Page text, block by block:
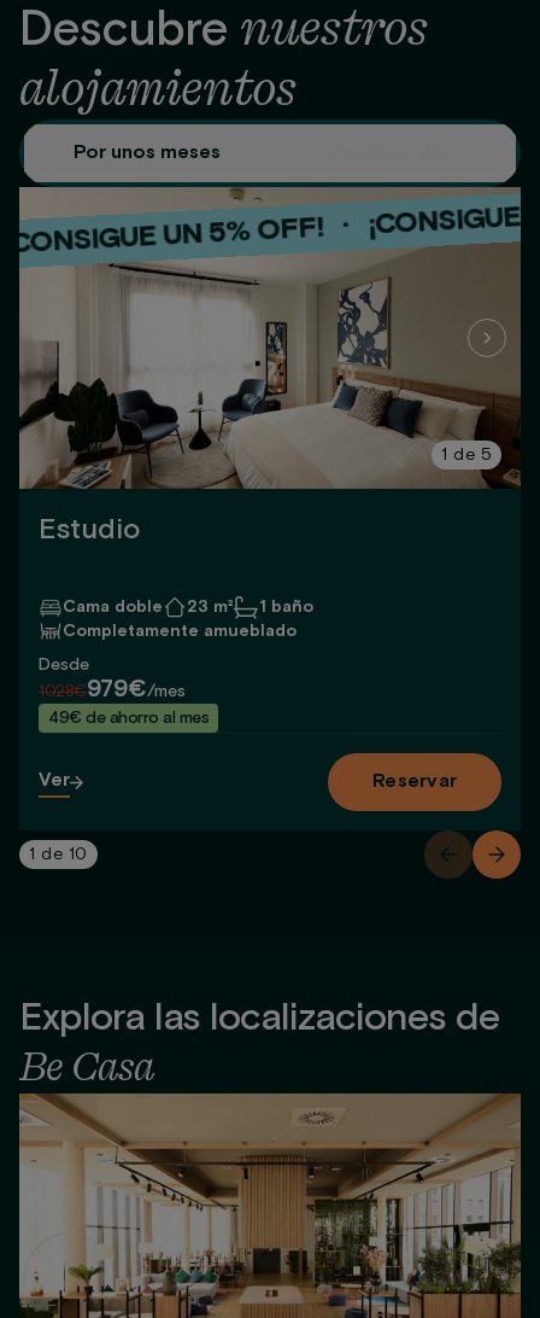
Descubre nuestros
alojamientos
Por unos meses
UN 5% OFF! · ¡CONSIGUE UN 5%
1 de 5
Estudio
Cama doble 23 m²
1 baño
Completamente amueblado
Desde
1028€979€/mes
49€ de ahorro al mes
Ver Reservar
¡CONSIGUE UN 5% OFF! ·
1 de 10
Explora las localizaciones de
Be Casa